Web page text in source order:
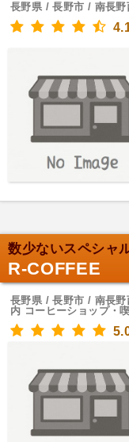
長野県 / 長野市 / 南長野
数少ないスペシャ
R-COFFEE
長野県 / 長野市 / 南長
内 コーヒーショップ・